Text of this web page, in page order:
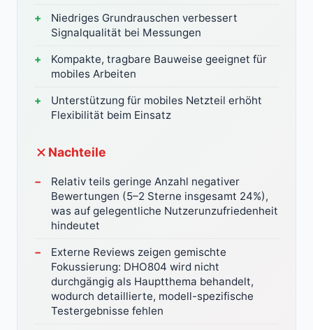
Niedriges Grundrauschen verbessert
Signalqualität bei Messungen
Kompakte, tragbare Bauweise geeignet für
mobiles Arbeiten
Unterstützung für mobiles Netzteil erhöht
Flexibilität beim Einsatz
Nachteile
Relativ teils geringe Anzahl negativer
Bewertungen (5–2 Sterne insgesamt 24%),
was auf gelegentliche Nutzerunzufriedenheit
hindeutet
Externe Reviews zeigen gemischte
Fokussierung: DHO804 wird nicht
durchgängig als Hauptthema behandelt,
wodurch detaillierte, modell-spezifische
Testergebnisse fehlen